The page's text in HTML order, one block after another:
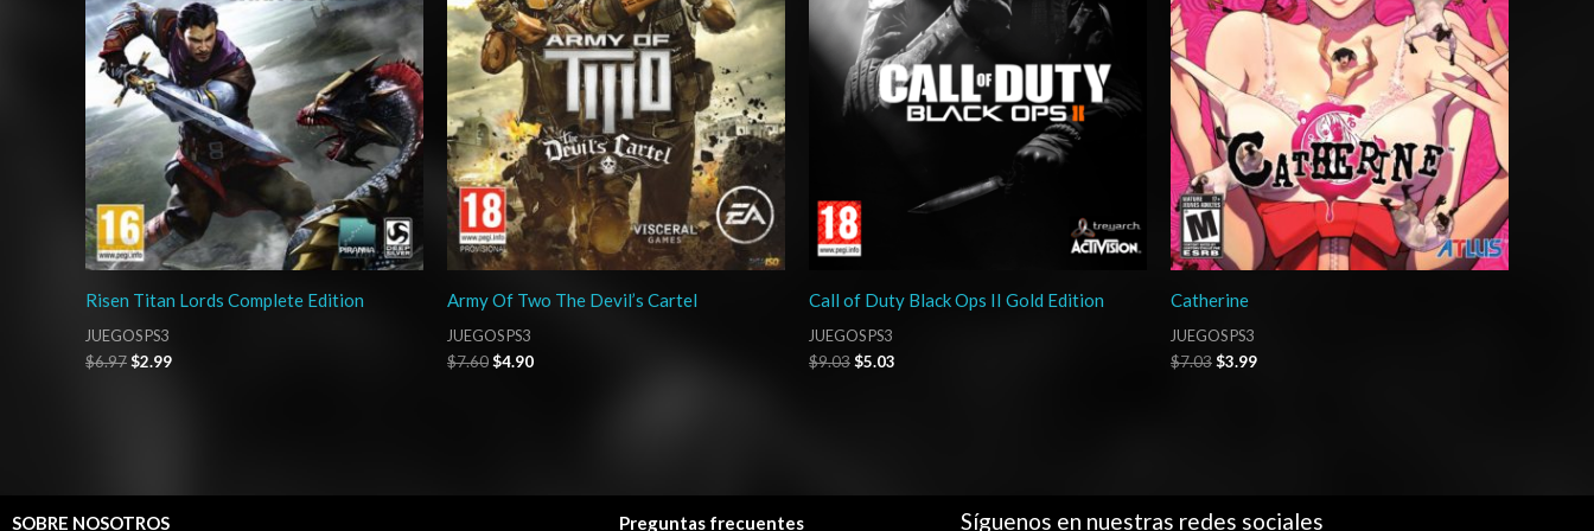
Risen Titan Lords Complete Edition
JUEGOS PS3
$6.97$2.99
Army Of Two The Devil’s Cartel
JUEGOS PS3
$7.60$4.90
Call of Duty Black Ops II Gold Edition
JUEGOS PS3
$9.03$5.03
Catherine
JUEGOS PS3
$7.03$3.99
SOBRE NOSOTROS Preguntas frecuentes Síguenos en nuestras redes sociales